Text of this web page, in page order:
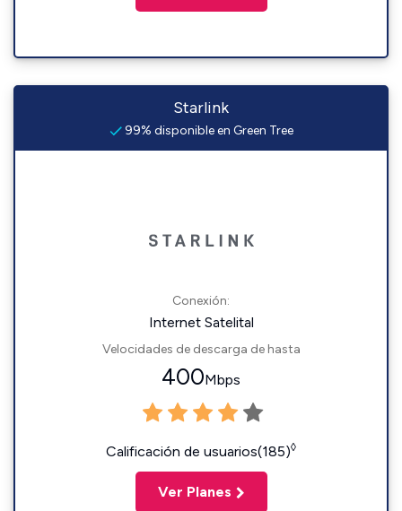
Starlink
99% disponible en Green Tree
Conexión:
Internet Satelital
Velocidades de descarga de hasta
400Mbps
Calificación de usuarios(185)◊
Ver Planes